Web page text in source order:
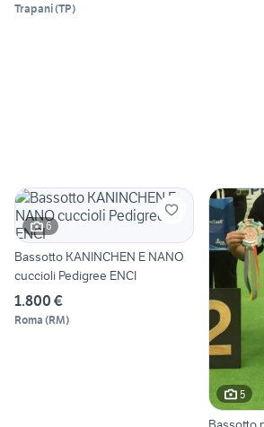
Trapani(TP)
6
Bassotto KANINCHEN E NANO
cuccioli Pedigree ENCI
1.800 €
Roma (RM)
5